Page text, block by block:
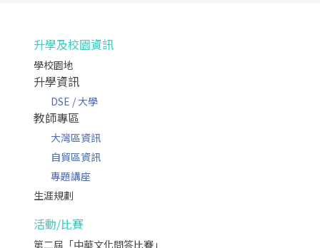
升學及校園資訊
學校園地
升學資訊
DSE / 大學
教師專區
大灣區資訊
自貿區資訊
專題講座
生涯規劃
活動/比賽
第二屆「中華文化問答比賽」